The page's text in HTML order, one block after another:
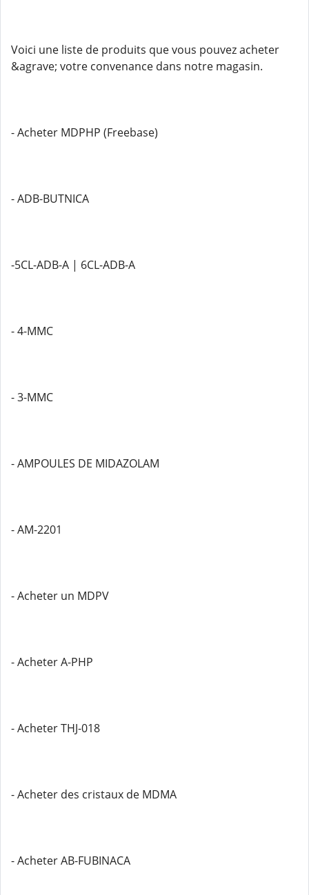
Voici une liste de produits que vous pouvez acheter
&agrave; votre convenance dans notre magasin.
- Acheter MDPHP (Freebase)
- ADB-BUTNICA
-5CL-ADB-A | 6CL-ADB-A
- 4-MMC
- 3-MMC
- AMPOULES DE MIDAZOLAM
- AM-2201
- Acheter un MDPV
- Acheter A-PHP
- Acheter THJ-018
- Acheter des cristaux de MDMA
- Acheter AB-FUBINACA